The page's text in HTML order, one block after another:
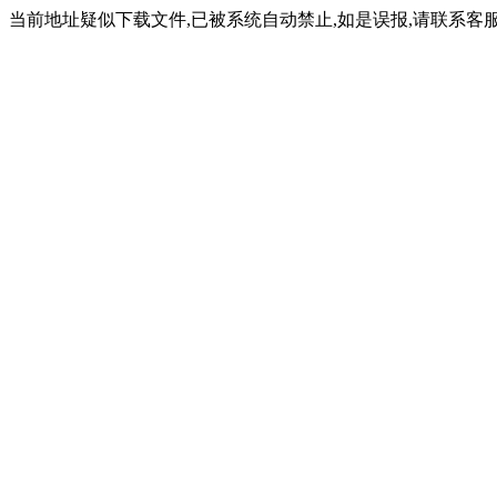
当前地址疑似下载文件,已被系统自动禁止,如是误报,请联系客